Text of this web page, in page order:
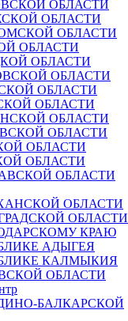
ОБЛАСТИ
ОБЛАСТИ
ОБЛАСТИ
ОБЛАСТИ
ОБЛАСТИ
ОБЛАСТИ
ОБЛАСТИ
ОБЛАСТИ
ОБЛАСТИ
ОБЛАСТИ
ОБЛАСТИ
ОБЛАСТИ
ОБЛАСТИ
ОБЛАСТИ
ОБЛАСТИ
КРАЮ
АДЫГЕЯ
КАЛМЫКИЯ
ОБЛАСТИ
БАЛКАРСКОЙ